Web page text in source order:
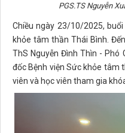
PGS.TS Nguyễn
Chiều ngày 23/10/2025,
khỏe tâm thần Thái Bình.
ThS Nguyễn Đình Thìn - Phó
đốc Bệnh viện Sức khỏe tâm
viên và học viên tham gia